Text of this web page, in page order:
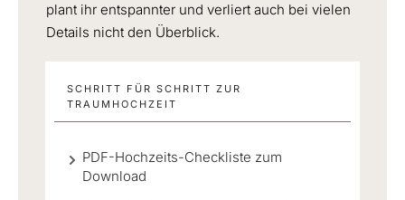
plant ihr entspannter und verliert auch bei vielen
Details nicht den Überblick.
SCHRITT FÜR SCHRITT ZUR
TRAUMHOCHZEIT
PDF-Hochzeits-Checkliste zum
Download